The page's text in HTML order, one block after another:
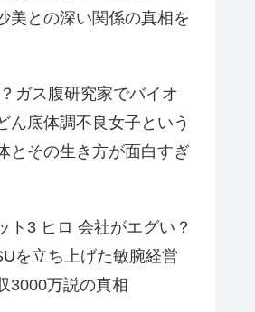
美との深い関係の真相を
ガス腹研究家でバイオ
ん底体調不良女子という
とその生き方が面白すぎ
ト3 ヒロ 会社がエグい？
を立ち上げた敏腕経営
3000万説の真相